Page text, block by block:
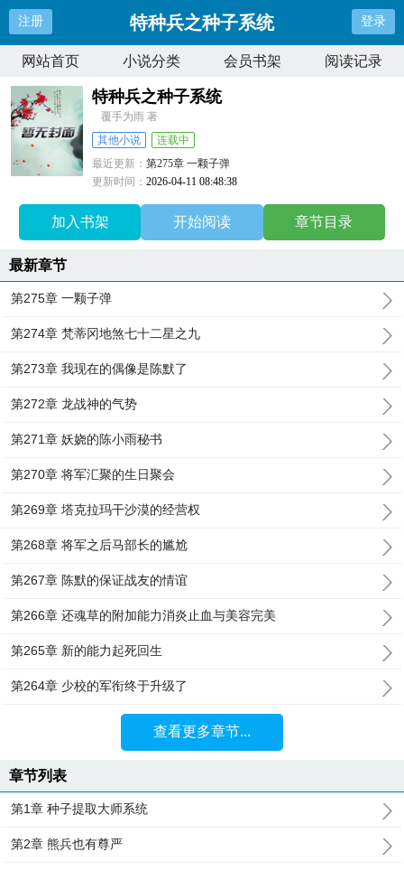
注册 特种兵之种子系统 登录
网站首页 小说分类 会员书架 阅读记录
特种兵之种子系统
覆手为雨 著
其他小说
连载中
最近更新：第275章 一颗子弹
更新时间：2026-04-11 08:48:38
加入书架 开始阅读 章节目录
最新章节
第275章 一颗子弹
第274章 梵蒂冈地煞七十二星之九
第273章 我现在的偶像是陈默了
第272章 龙战神的气势
第271章 妖娆的陈小雨秘书
第270章 将军汇聚的生日聚会
第269章 塔克拉玛干沙漠的经营权
第268章 将军之后马部长的尴尬
第267章 陈默的保证战友的情谊
第266章 还魂草的附加能力消炎止血与美容完美
第265章 新的能力起死回生
第264章 少校的军衔终于升级了
查看更多章节...
章节列表
第1章 种子提取大师系统
第2章 熊兵也有尊严